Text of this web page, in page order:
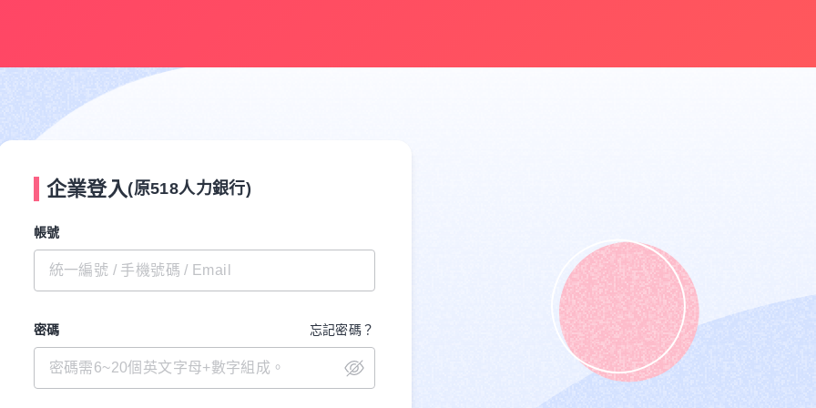
企業登入(原518人力銀行)
帳號
密碼 忘記密碼？